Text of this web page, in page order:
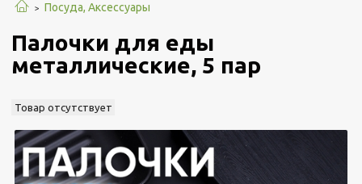
Посуда, Аксессуары
Палочки для еды
металлические, 5 пар
Товар отсутствует